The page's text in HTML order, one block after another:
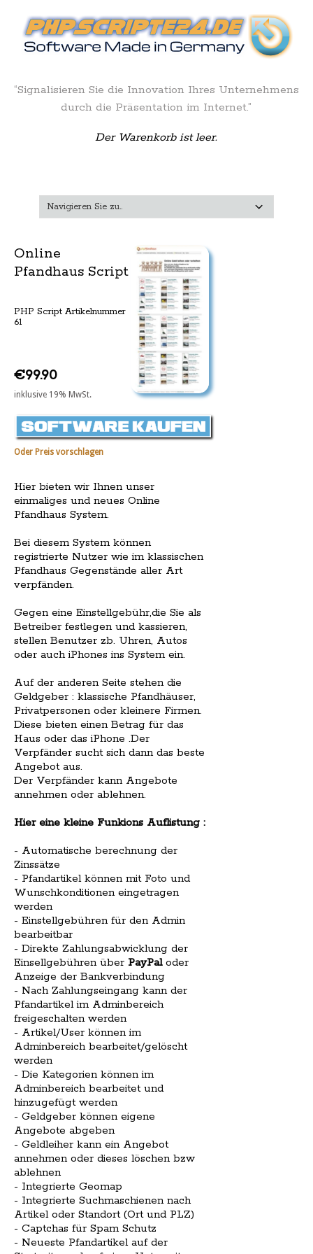
“Signalisieren Sie die Innovation Ihres Unternehmens
durch die Präsentation im Internet.”
Der Warenkorb ist leer.
Online
Pfandhaus Script
PHP Script Artikelnummer
61
€99.90
inklusive 19% MwSt.
Oder Preis vorschlagen
Hier bieten wir Ihnen unser
einmaliges und neues Online
Pfandhaus System.
Bei diesem System können
registrierte Nutzer wie im klassischen
Pfandhaus Gegenstände aller Art
verpfänden.
Gegen eine Einstellgebühr,die Sie als
Betreiber festlegen und kassieren,
stellen Benutzer zb. Uhren, Autos
oder auch iPhones ins System ein.
Auf der anderen Seite stehen die
Geldgeber : klassische Pfandhäuser,
Privatpersonen oder kleinere Firmen.
Diese bieten einen Betrag für das
Haus oder das iPhone .Der
Verpfänder sucht sich dann das beste
Angebot aus.
Der Verpfänder kann Angebote
annehmen oder ablehnen.
Hier eine kleine Funkions Auflistung :
- Automatische berechnung der
Zinssätze
- Pfandartikel können mit Foto und
Wunschkonditionen eingetragen
werden
- Einstellgebühren für den Admin
bearbeitbar
- Direkte Zahlungsabwicklung der
Einsellgebühren über PayPaloder
Anzeige der Bankverbindung
- Nach Zahlungseingang kann der
Pfandartikel im Adminbereich
freigeschalten werden
- Artikel/User können im
Adminbereich bearbeitet/gelöscht
werden
- Die Kategorien können im
Adminbereich bearbeitet und
hinzugefügt werden
- Geldgeber können eigene
Angebote abgeben
- Geldleiher kann ein Angebot
annehmen oder dieses löschen bzw
ablehnen
- Integrierte Geomap
- Integrierte Suchmaschienen nach
Artikel oder Standort (Ort und PLZ)
- Captchas für Spam Schutz
- Neueste Pfandartikel auf der